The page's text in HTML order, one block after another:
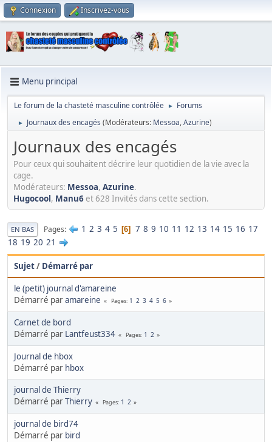
Connexion Inscrivez-vous
Menu principal
Le forum de la chasteté masculine contrôlée ► Forums
► Journaux des encagés (Modérateurs: Messoa,Azurine)
Journaux des encagés
Pour ceux qui souhaitent décrire leur quotidien de la vie avec la
cage.
Modérateurs: Messoa, Azurine.
Hugocool, Manu6 et 628 Invités dans cette section.
EN BAS Pages 1 2 3 4 5 6 7 8 9 10 11 12 13 14 15 16 17
18 19 20 21
Sujet/ Démarré par
le (petit) journal d'amareine
Démarré paramareine Pages 1 2 3 4 5 6
Carnet de bord
Démarré par Lantfeust334 Pages 1 2
Journal de hbox
Démarré par hbox
journal de Thierry
Démarré parThierry Pages 1 2
journal de bird74
Démarré par bird